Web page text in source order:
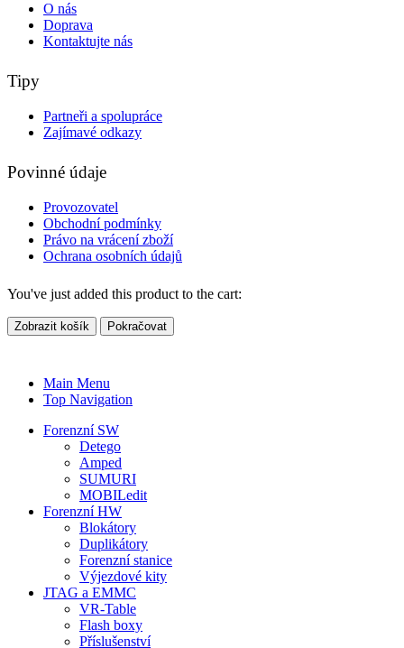
O nás
Doprava
Kontaktujte nás
Tipy
Partneři a spolupráce
Zajímavé odkazy
Povinné údaje
Provozovatel
Obchodní podmínky
Právo na vrácení zboží
Ochrana osobních údajů
You've just added this product to the cart:
Zobrazit košík Pokračovat
Main Menu
Top Navigation
Forenzní SW
Detego
Amped
SUMURI
MOBILedit
Forenzní HW
Blokátory
Duplikátory
Forenzní stanice
Výjezdové kity
JTAG a EMMC
VR-Table
Flash boxy
Příslušenství